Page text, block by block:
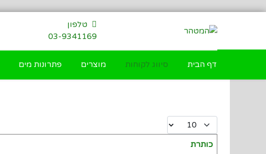
דילוג
טלפון
03-9341169
דף הבית סיווג לקוחות מוצרים פתרונות מים
Display #
כותרת